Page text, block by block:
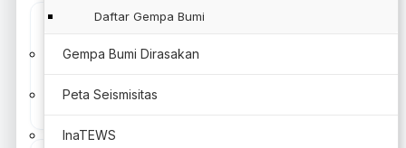
Daftar Gempa Bumi
Gempa Bumi Dirasakan
Peta Seismisitas
InaTEWS